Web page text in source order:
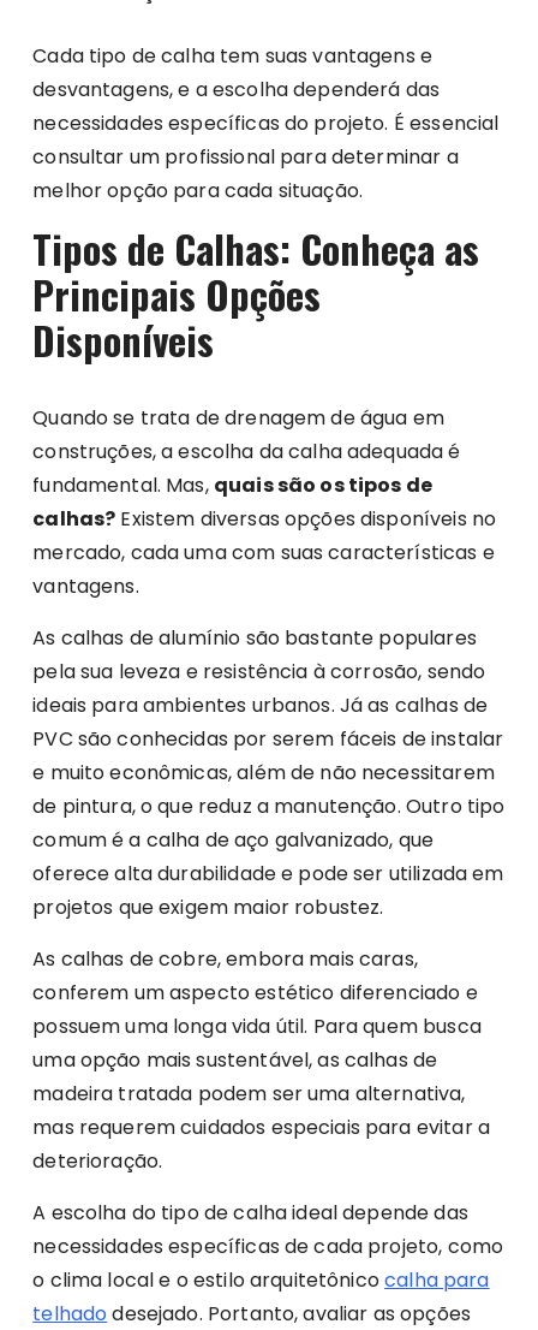
Cada tipo de calha tem suas vantagens e
desvantagens, e a escolha dependerá das
necessidades específicas do projeto. É essencial
consultar um profissional para determinar a
melhor opção para cada situação.
Tipos de Calhas: Conheça as
Principais Opções
Disponíveis
Quando se trata de drenagem de água em
construções, a escolha da calha adequada é
fundamental. Mas, quais são os tipos de
calhas? Existem diversas opções disponíveis no
mercado, cada uma com suas características e
vantagens.
As calhas de alumínio são bastante populares
pela sua leveza e resistência à corrosão, sendo
ideais para ambientes urbanos. Já as calhas de
PVC são conhecidas por serem fáceis de instalar
e muito econômicas, além de não necessitarem
de pintura, o que reduz a manutenção. Outro tipo
comum é a calha de aço galvanizado, que
oferece alta durabilidade e pode ser utilizada em
projetos que exigem maior robustez.
As calhas de cobre, embora mais caras,
conferem um aspecto estético diferenciado e
possuem uma longa vida útil. Para quem busca
uma opção mais sustentável, as calhas de
madeira tratada podem ser uma alternativa,
mas requerem cuidados especiais para evitar a
deterioração.
A escolha do tipo de calha ideal depende das
necessidades específicas de cada projeto, como
o clima local e o estilo arquitetônicocalha para
telhadodesejado. Portanto, avaliar as opções